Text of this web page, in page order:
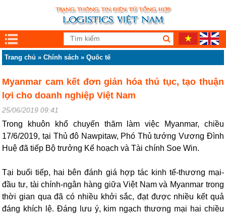
Trang chủ »Chính sách »Quốc tế
Myanmar cam kết đơn giản hóa thủ tục, tạo thuận
lợi cho doanh nghiệp Việt Nam
25/06/2019 09:41
Trong khuôn khổ chuyến thăm làm việc Myanmar, chiều
17/6/2019, tại Thủ đô Nawpitaw, Phó Thủ tướng Vương Đình
Huệ đã tiếp Bộ trưởng Kế hoạch và Tài chính Soe Win.
Tại buổi tiếp, hai bên đánh giá hợp tác kinh tế-thương mại-
đầu tư, tài chính-ngân hàng giữa Việt Nam và Myanmar trong
thời gian qua đã có nhiều khởi sắc, đạt được nhiều kết quả
đáng khích lệ. Đáng lưu ý, kim ngạch thương mại hai chiều